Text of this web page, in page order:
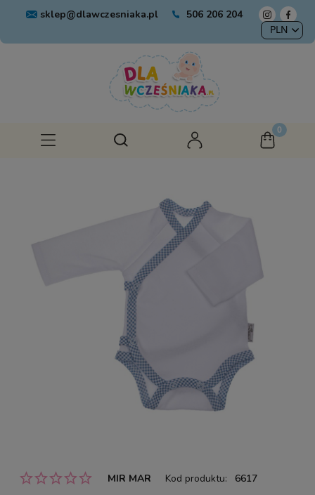
sklep@dlawczesniaka.pl 506 206 204
MIR MAR Kod produktu: 6617